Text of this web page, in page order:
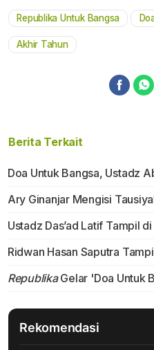
Republika Untuk Bangsa
Akhir Tahun
Berita Terkait
Doa Untuk Bangsa, Ustadz
Ary Ginanjar Mengisi
Ustadz Das’ad Latif Tampil
Ridwan Hasan Saputra
RepublikaGelar 'Doa Untuk
Rekomendasi